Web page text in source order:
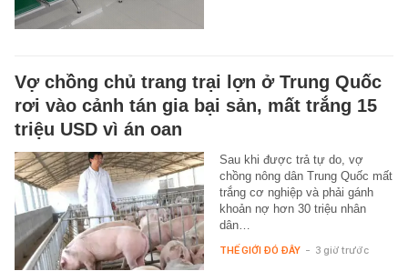
Vợ chồng chủ trang trại lợn ở Trung Quốc
rơi vào cảnh tán gia bại sản, mất trắng 15
triệu USD vì án oan
Sau khi được trả tự do, vợ
chồng nông dân Trung Quốc mất
trắng cơ nghiệp và phải gánh
khoản nợ hơn 30 triệu nhân
dân…
THẾ GIỚI ĐÓ ĐÂY - 3 giờ trước